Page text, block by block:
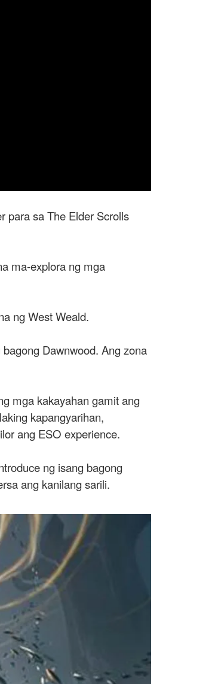
para sa The Elder Scrolls
ma-explora ng mga
ng West Weald.
Dawnwood. Ang zona
mga kakayahan gamit ang
kapangyarihan,
ang ESO experience.
ng isang bagong
ang kanilang sarili.